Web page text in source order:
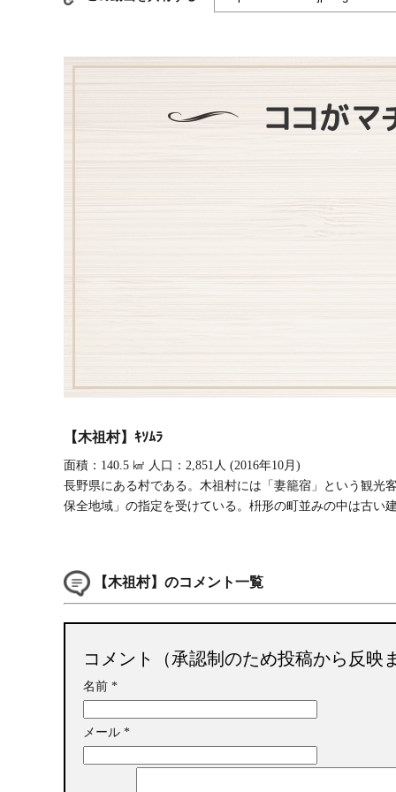
【木祖村】ｷｿﾑﾗ
面積：140.5 ㎢ 人口：2,851人 (2016年10月)
長野県にある村である。木祖村には「妻籠宿」という観光
保全地域」の指定を受けている。枡形の町並みの中は古い
【木祖村】のコメント一覧
コメント（承認制のため投稿から反映
名前 *
メール *